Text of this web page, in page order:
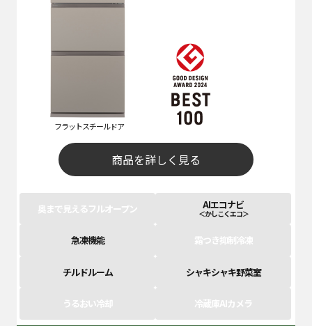
フラットスチールドア
商品を詳しく見る
奥まで見えるフルオープン AIエコナビ
＜かしこくエコ＞
急凍機能 霜つき抑制冷凍
チルドルーム シャキシャキ野菜室
うるおい冷却 冷蔵庫AIカメラ